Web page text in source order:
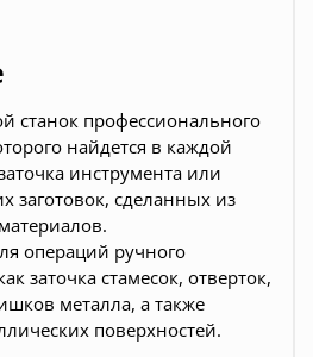
станок профессионального
найдется в каждой
инструмента или
заготовок, сделанных из
операций ручного
заточка стамесок, отверток,
металла, а также
поверхностей.